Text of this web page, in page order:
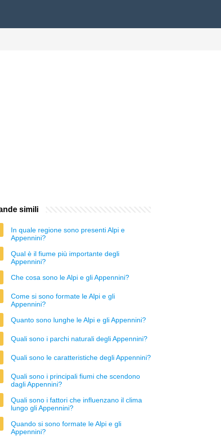
simili
In quale regione sono presenti Alpi e
Appennini?
Qual è il fiume più importante degli
Appennini?
Che cosa sono le Alpi e gli Appennini?
Come si sono formate le Alpi e gli
Appennini?
Quanto sono lunghe le Alpi e gli Appennini?
Quali sono i parchi naturali degli Appennini?
Quali sono le caratteristiche degli Appennini?
Quali sono i principali fiumi che scendono
dagli Appennini?
Quali sono i fattori che influenzano il clima
lungo gli Appennini?
Quando si sono formate le Alpi e gli
Appennini?